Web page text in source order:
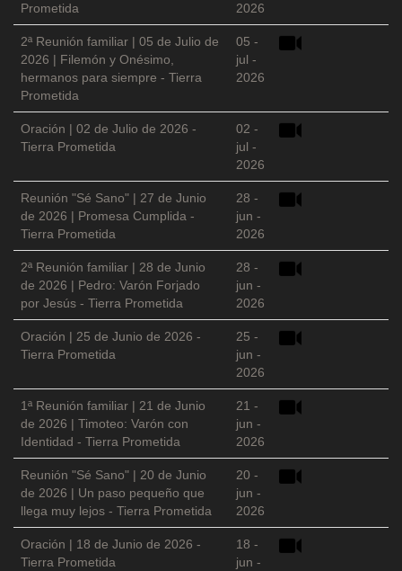
Prometida
2026
2ª Reunión familiar | 05 de Julio de
2026 | Filemón y Onésimo,
hermanos para siempre - Tierra
Prometida
05 -
jul -
2026
Oración | 02 de Julio de 2026 -
Tierra Prometida
02 -
jul -
2026
Reunión "Sé Sano" | 27 de Junio
de 2026 | Promesa Cumplida -
Tierra Prometida
28 -
jun -
2026
2ª Reunión familiar | 28 de Junio
de 2026 | Pedro: Varón Forjado
por Jesús - Tierra Prometida
28 -
jun -
2026
Oración | 25 de Junio de 2026 -
Tierra Prometida
25 -
jun -
2026
1ª Reunión familiar | 21 de Junio
de 2026 | Timoteo: Varón con
Identidad - Tierra Prometida
21 -
jun -
2026
Reunión "Sé Sano" | 20 de Junio
de 2026 | Un paso pequeño que
llega muy lejos - Tierra Prometida
20 -
jun -
2026
Oración | 18 de Junio de 2026 -
Tierra Prometida
18 -
jun -